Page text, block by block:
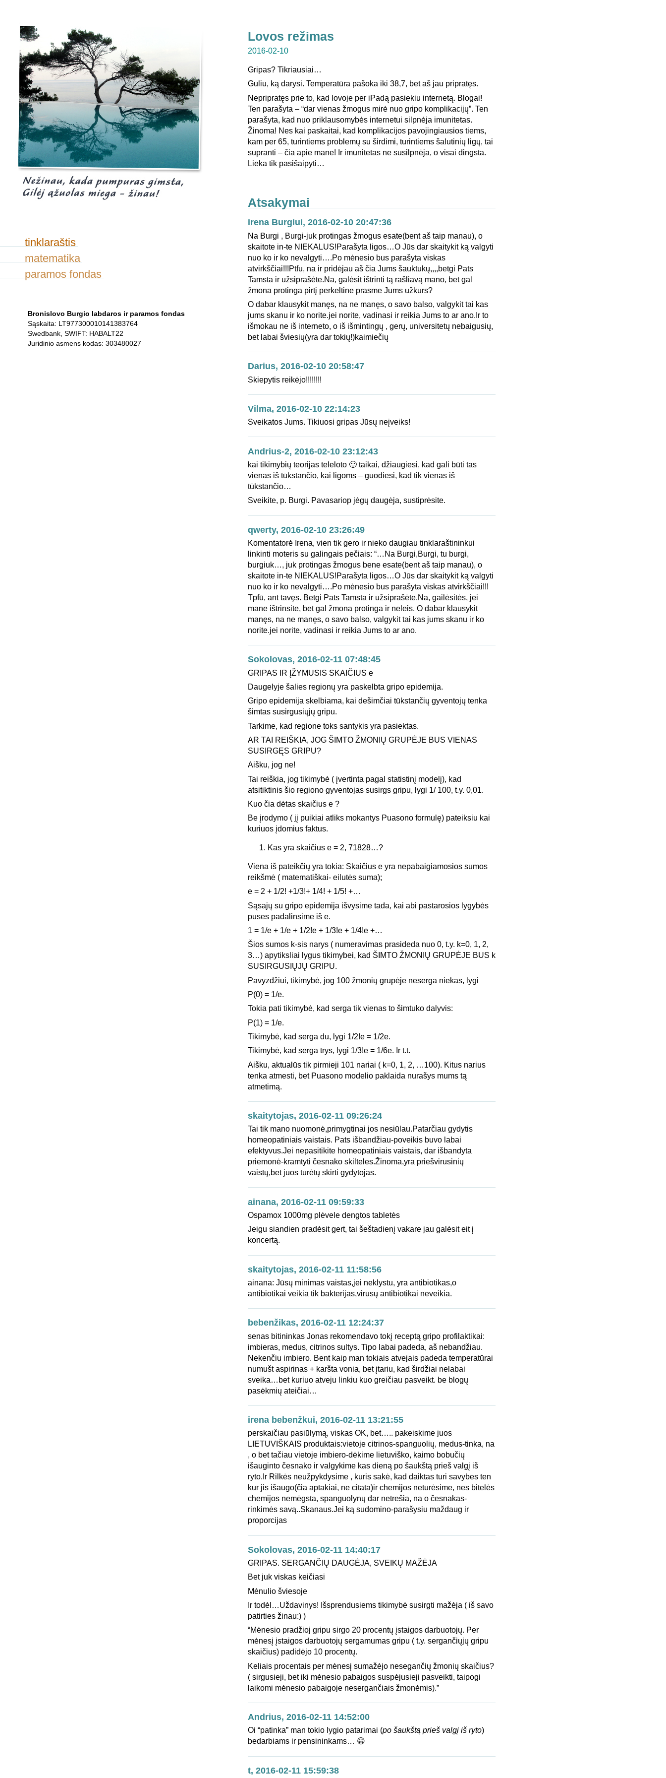
tinklaraštis
matematika
paramos fondas
Bronislovo Burgio labdaros ir paramos fondas
Sąskaita: LT977300010141383764
Swedbank, SWIFT: HABALT22
Juridinio asmens kodas: 303480027
Lovos režimas
2016-02-10
Gripas? Tikriausiai…
Guliu, ką darysi. Temperatūra pašoka iki 38,7, bet aš jau pripratęs.
Nepripratęs prie to, kad lovoje per iPadą pasiekiu internetą. Blogai!
Ten parašyta – “dar vienas žmogus mirė nuo gripo komplikacijų”. Ten
parašyta, kad nuo priklausomybės internetui silpnėja imunitetas.
Žinoma! Nes kai paskaitai, kad komplikacijos pavojingiausios tiems,
kam per 65, turintiems problemų su širdimi, turintiems šalutinių ligų, tai
supranti – čia apie mane! Ir imunitetas ne susilpnėja, o visai dingsta.
Lieka tik pasišaipyti…
Atsakymai
irena Burgiui, 2016-02-10 20:47:36
Na Burgi , Burgi-juk protingas žmogus esate(bent aš taip manau), o
skaitote in-te NIEKALUS!Parašyta ligos…O Jūs dar skaitykit ką valgyti
nuo ko ir ko nevalgyti….Po mėnesio bus parašyta viskas
atvirkščiai!!!Ptfu, na ir pridėjau aš čia Jums šauktukų,,,,betgi Pats
Tamsta ir užsiprašėte.Na, galėsit ištrinti tą rašliavą mano, bet gal
žmona protinga pirtį perkeltine prasme Jums užkurs?
O dabar klausykit manęs, na ne manęs, o savo balso, valgykit tai kas
jums skanu ir ko norite.jei norite, vadinasi ir reikia Jums to ar ano.Ir to
išmokau ne iš interneto, o iš išmintingų , gerų, universitetų nebaigusių,
bet labai šviesių(yra dar tokių!)kaimiečių
Darius, 2016-02-10 20:58:47
Skiepytis reikėjo!!!!!!!!
Vilma, 2016-02-10 22:14:23
Sveikatos Jums. Tikiuosi gripas Jūsų neįveiks!
Andrius-2, 2016-02-10 23:12:43
kai tikimybių teorijas teleloto 🙂 taikai, džiaugiesi, kad gali būti tas
vienas iš tūkstančio, kai ligoms – guodiesi, kad tik vienas iš
tūkstančio…
Sveikite, p. Burgi. Pavasariop jėgų daugėja, sustiprėsite.
qwerty, 2016-02-10 23:26:49
Komentatorė Irena, vien tik gero ir nieko daugiau tinklaraštininkui
linkinti moteris su galingais pečiais: “…Na Burgi,Burgi, tu burgi,
burgiuk…, juk protingas žmogus bene esate(bent aš taip manau), o
skaitote in-te NIEKALUS!Parašyta ligos…O Jūs dar skaitykit ką valgyti
nuo ko ir ko nevalgyti….Po mėnesio bus parašyta viskas atvirkščiai!!!
Tpfū, ant tavęs. Betgi Pats Tamsta ir užsiprašėte.Na, gailėsitės, jei
mane ištrinsite, bet gal žmona protinga ir neleis. O dabar klausykit
manęs, na ne manęs, o savo balso, valgykit tai kas jums skanu ir ko
norite.jei norite, vadinasi ir reikia Jums to ar ano.
Sokolovas, 2016-02-11 07:48:45
GRIPAS IR ĮŽYMUSIS SKAIČIUS e
Daugelyje šalies regionų yra paskelbta gripo epidemija.
Gripo epidemija skelbiama, kai dešimčiai tūkstančių gyventojų tenka
šimtas susirgusiųjų gripu.
Tarkime, kad regione toks santykis yra pasiektas.
AR TAI REIŠKIA, JOG ŠIMTO ŽMONIŲ GRUPĖJE BUS VIENAS
SUSIRGĘS GRIPU?
Aišku, jog ne!
Tai reiškia, jog tikimybė ( įvertinta pagal statistinį modelį), kad
atsitiktinis šio regiono gyventojas susirgs gripu, lygi 1/ 100, t.y. 0,01.
Kuo čia dėtas skaičius e ?
Be įrodymo ( jį puikiai atliks mokantys Puasono formulę) pateiksiu kai
kuriuos įdomius faktus.
Kas yra skaičius e = 2, 71828…?
Viena iš pateikčių yra tokia: Skaičius e yra nepabaigiamosios sumos
reikšmė ( matematiškai- eilutės suma);
e = 2 + 1/2! +1/3!+ 1/4! + 1/5! +…
Sąsajų su gripo epidemija išvysime tada, kai abi pastarosios lygybės
puses padalinsime iš e.
1 = 1/e + 1/e + 1/2!e + 1/3!e + 1/4!e +…
Šios sumos k-sis narys ( numeravimas prasideda nuo 0, t.y. k=0, 1, 2,
3…) apytiksliai lygus tikimybei, kad ŠIMTO ŽMONIŲ GRUPĖJE BUS k
SUSIRGUSIŲJŲ GRIPU.
Pavyzdžiui, tikimybė, jog 100 žmonių grupėje neserga niekas, lygi
P(0) = 1/e.
Tokia pati tikimybė, kad serga tik vienas to šimtuko dalyvis:
P(1) = 1/e.
Tikimybė, kad serga du, lygi 1/2!e = 1/2e.
Tikimybė, kad serga trys, lygi 1/3!e = 1/6e. Ir t.t.
Aišku, aktualūs tik pirmieji 101 nariai ( k=0, 1, 2, …100). Kitus narius
tenka atmesti, bet Puasono modelio paklaida nurašys mums tą
atmetimą.
skaitytojas, 2016-02-11 09:26:24
Tai tik mano nuomonė,primygtinai jos nesiūlau.Patarčiau gydytis
homeopatiniais vaistais. Pats išbandžiau-poveikis buvo labai
efektyvus.Jei nepasitikite homeopatiniais vaistais, dar išbandyta
priemonė-kramtyti česnako skilteles.Žinoma,yra priešvirusinių
vaistų,bet juos turėtų skirti gydytojas.
ainana, 2016-02-11 09:59:33
Ospamox 1000mg plėvele dengtos tabletės
Jeigu siandien pradėsit gert, tai šeštadienį vakare jau galėsit eit į
koncertą.
skaitytojas, 2016-02-11 11:58:56
ainana: Jūsų minimas vaistas,jei neklystu, yra antibiotikas,o
antibiotikai veikia tik bakterijas,virusų antibiotikai neveikia.
bebenžikas, 2016-02-11 12:24:37
senas bitininkas Jonas rekomendavo tokį receptą gripo profilaktikai:
imbieras, medus, citrinos sultys. Tipo labai padeda, aš nebandžiau.
Nekenčiu imbiero. Bent kaip man tokiais atvejais padeda temperatūrai
numušt aspirinas + karšta vonia, bet įtariu, kad širdžiai nelabai
sveika…bet kuriuo atveju linkiu kuo greičiau pasveikt. be blogų
pasėkmių ateičiai…
irena bebenžkui, 2016-02-11 13:21:55
perskaičiau pasiūlymą, viskas OK, bet….. pakeiskime juos
LIETUVIŠKAIS produktais:vietoje citrinos-spanguolių, medus-tinka, na
, o bet tačiau vietoje imbiero-dėkime lietuviško, kaimo bobučių
išauginto česnako ir valgykime kas dieną po šaukštą prieš valgį iš
ryto.Ir Rilkės neužpykdysime , kuris sakė, kad daiktas turi savybes ten
kur jis išaugo(čia aptakiai, ne citata)ir chemijos neturėsime, nes bitelės
chemijos nemėgsta, spanguolynų dar netrešia, na o česnakas-
rinkimės savą..Skanaus.Jei ką sudomino-parašysiu maždaug ir
proporcijas
Sokolovas, 2016-02-11 14:40:17
GRIPAS. SERGANČIŲ DAUGĖJA, SVEIKŲ MAŽĖJA
Bet juk viskas keičiasi
Mėnulio šviesoje
Ir todėl…Uždavinys! Išsprendusiems tikimybė susirgti mažėja ( iš savo
patirties žinau:) )
“Mėnesio pradžioj gripu sirgo 20 procentų įstaigos darbuotojų. Per
mėnesį įstaigos darbuotojų sergamumas gripu ( t.y. sergančiųjų gripu
skaičius) padidėjo 10 procentų.
Keliais procentais per mėnesį sumažėjo nesegančių žmonių skaičius?
( sirgusieji, bet iki mėnesio pabaigos suspėjusieji pasveikti, taipogi
laikomi mėnesio pabaigoje nesergančiais žmonėmis).”
Andrius, 2016-02-11 14:52:00
Oi “patinka” man tokio lygio patarimai (po šaukštą prieš valgį iš ryto)
bedarbiams ir pensininkams… 😀
t, 2016-02-11 15:59:38